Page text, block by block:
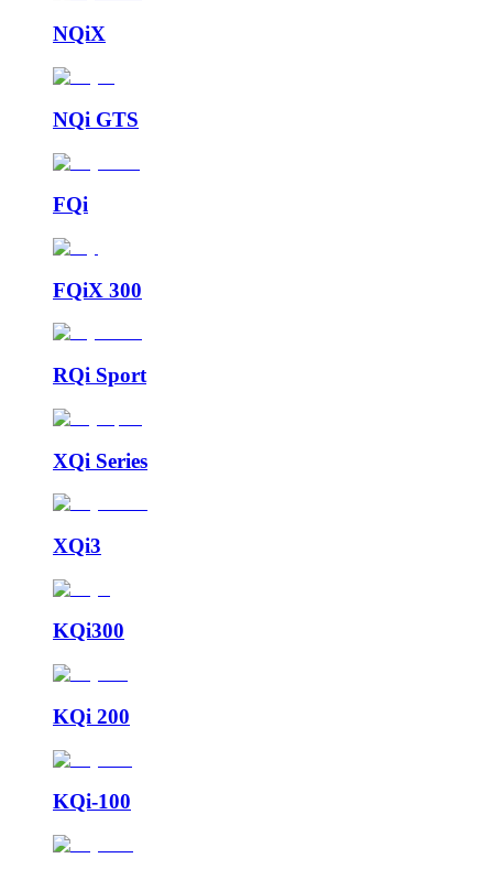
NQiX
NQi GTS
FQi
FQiX 300
RQi Sport
XQi Series
XQi3
KQi300
KQi 200
KQi-100